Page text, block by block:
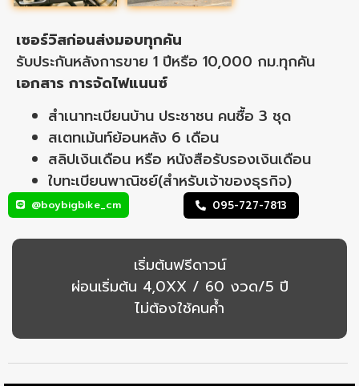
เซอร์วิสก่อนส่งมอบทุกคัน
รับประกันหลังการขาย 1 ปีหรือ 10,000 กม.ทุกคัน
เอกสาร การจัดไฟแนนซ์
สำเนาทะเบียนบ้าน ประชาชน คนซื้อ 3 ชุด
สเตทเม้นท์ย้อนหลัง 6 เดือน
สลิปเงินเดือน หรือ หนังสือรับรองเงินเดือน
ใบทะเบียนพาณิชย์(สำหรับเจ้าของธุรกิจ)
@boybigbike_cm 095-727-7813
เริ่มต้นฟรีดาวน์
ผ่อนเริ่มต้น 4,0XX / 60 งวด/5 ปี
ไม่ต้องใช้คนค้ำ